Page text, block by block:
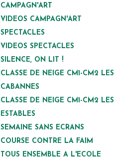
CAMPAGN'ART
VIDEOS CAMPAGN'ART
SPECTACLES
VIDEOS SPECTACLES
SILENCE, ON LIT !
CLASSE DE NEIGE CM1-CM2 LES
CABANNES
CLASSE DE NEIGE CM1-CM2 LES
ESTABLES
SEMAINE SANS ECRANS
COURSE CONTRE LA FAIM
TOUS ENSEMBLE A L'ECOLE